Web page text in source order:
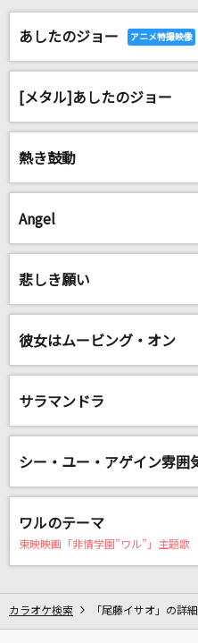
リアルタイムで歌
乃木坂46
[生音]サイレント・イヴ
[良音]幸福論
椎名林檎
[生音]チェリー
スピッツ
章
えんとつ町のプペル
あしたのジョー
[メタル]あしたのジョー
熱き鼓動
Angel
悲しき願い
彼女はムービング・オン
サラマンドラ
シー・ユー・アゲイン雰囲
ワルのテーマ
東映映画「非情学園”ワル”」主題歌
カラオケ検索 「尾藤イサオ」の詳細